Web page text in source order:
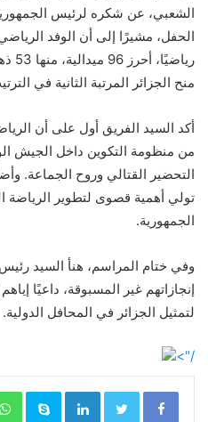
الشعبي، عن شكره لرئيس
منح الجزائر المرتبة الثانية في الترتيب العام
أكد السيد الفريق أول على أن
من منظومة التكوين داخل الجيش
التحضير القتالي وروح الجماعة.
تولي أهمية قصوى لتطوير الرياضة
الجمهورية.
وفي ختام المراسم، هنأ السيد
إنجازاتهم غير المسبوقة، داعيًا
لتمثيل الجزائر في المحافل الدولية.
/">
LinkedIn